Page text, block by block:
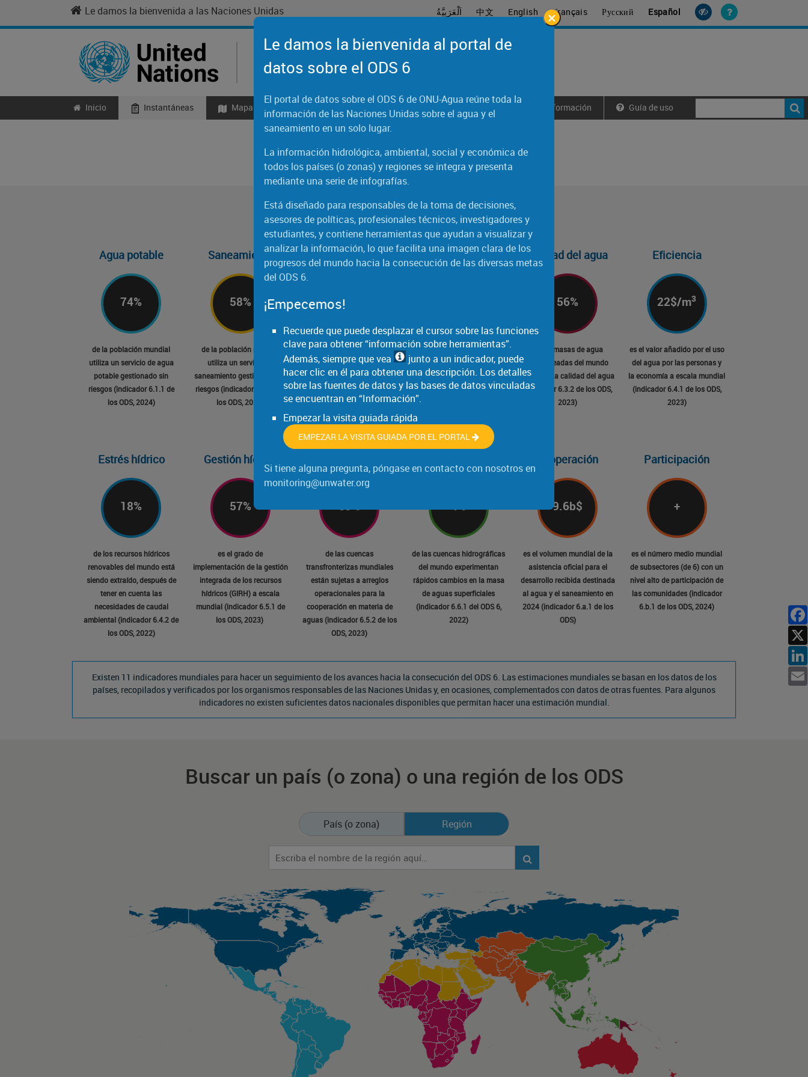
Skip to main contentLe damos la bienvenida a las Naciones Unidas اَلْعَرَبِيَّةُ 中文 English Français Русский Español
Main navigation
Inicio Instantáneas Mapas Gráficos Tablas Laboratorio de datos Información Guía de uso
Instantáneas
Situación mundial
Agua potable
74%
de la población mundial
utiliza un servicio de agua
potable gestionado sin
riesgos (indicador 6.1.1 de
los ODS, 2024)
Saneamiento
58%
de la población mundial
utiliza un servicio de
saneamiento gestionado sin
riesgos (indicador 6.2.1a de
los ODS, 2024)
Higiene
71
de la población mundial
dispone de instalaciones
para el lavado de manos con
agua y jabón en el hogar
(indicador 6.2.1b de los ODS,
2024)
Aguas residuales
de las aguas residuales
domésticas mundiales se
trata de manera adecuada
(indicador 6.3.1 de los ODS,
Calidad del agua
56%
de las masas de agua
monitoreadas del mundo
tiene buena calidad del agua
(indicador 6.3.2 de los ODS,
2023)
Eficiencia
22$/m3
es el valor añadido por el uso
del agua por las personas y
la economía a escala mundial
(indicador 6.4.1 de los ODS,
2023)
Estrés hídrico
18%
de los recursos hídricos
renovables del mundo está
siendo extraído, después de
tener en cuenta las
necesidades de caudal
ambiental (indicador 6.4.2 de
los ODS, 2022)
Gestión hídrica
57%
es el grado de
implementación de la gestión
integrada de los recursos
hídricos (GIRH) a escala
mundial (indicador 6.5.1 de
los ODS, 2023)
59%
de las cuencas
transfronterizas mundiales
están sujetas a arreglos
operacionales para la
cooperación en materia de
aguas (indicador 6.5.2 de los
ODS, 2023)
4%
de las cuencas hidrográficas
del mundo experimentan
rápidos cambios en la masa
de aguas superficiales
(indicador 6.6.1 del ODS 6,
2022)
Cooperación
9.6b$
es el volumen mundial de la
asistencia oficial para el
desarrollo recibida destinada
al agua y el saneamiento en
2024 (indicador 6.a.1 de los
ODS)
Participación
+
es el número medio mundial
de subsectores (de 6) con un
nivel alto de participación de
las comunidades (indicador
6.b.1 de los ODS, 2024)
Existen 11 indicadores mundiales para hacer un seguimiento de los avances hacia la consecución del ODS 6. Las estimaciones mundiales se basan en los datos de los
países, recopilados y verificados por los organismos responsables de las Naciones Unidas y, en ocasiones, complementados con datos de otras fuentes. Para algunos
indicadores no existen suficientes datos nacionales disponibles que permitan hacer una estimación mundial.
Buscar un país (o zona) o una región de los ODS
País (o zona) Región
Map of unspecified region with 1 data series.
Lorem Ipsum is simply dummy text of the printing and typesetting industry.
×
Le damos la bienvenida al portal de
datos sobre el ODS 6
El portal de datos sobre el ODS 6 de ONU-Agua reúne toda la
información de las Naciones Unidas sobre el agua y el
saneamiento en un solo lugar.
La información hidrológica, ambiental, social y económica de
todos los países (o zonas) y regiones se integra y presenta
mediante una serie de infografías.
Está diseñado para responsables de la toma de decisiones,
asesores de políticas, profesionales técnicos, investigadores y
estudiantes, y contiene herramientas que ayudan a visualizar y
analizar la información, lo que facilita una imagen clara de los
progresos del mundo hacia la consecución de las diversas metas
del ODS 6.
¡Empecemos!
Recuerde que puede desplazar el cursor sobre las funciones
clave para obtener “información sobre herramientas”.
Además, siempre que vea
junto a un indicador, puede
hacer clic en él para obtener una descripción. Los detalles
sobre las fuentes de datos y las bases de datos vinculadas
se encuentran en “Información”.
Empezar la visita guiada rápida
EMPEZAR LA VISITA GUIADA POR EL PORTAL
Si tiene alguna pregunta, póngase en contacto con nosotros en
monitoring@unwater.org